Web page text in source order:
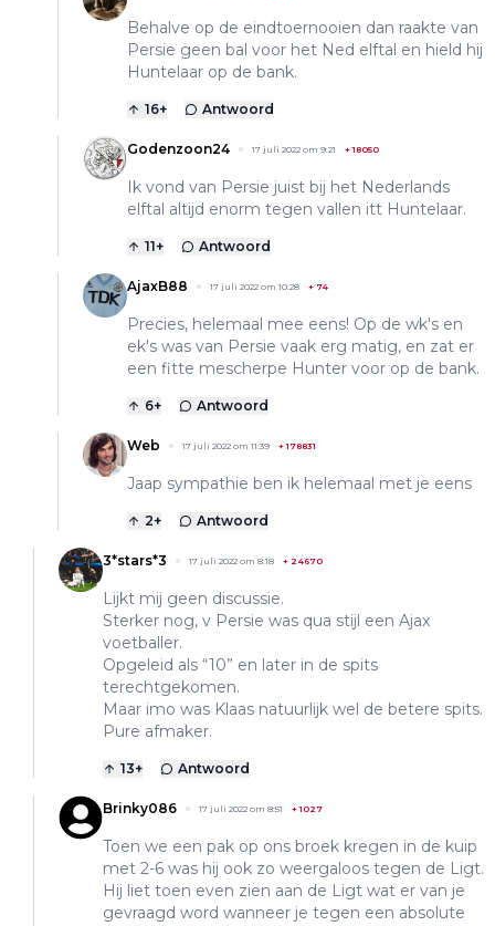
Behalve op de eindtoernooien dan raakte van
Persie geen bal voor het Ned elftal en hield hij
Huntelaar op de bank.
16+ Antwoord
Godenzoon24 17 juli 2022 om 9:21 +18050
Ik vond van Persie juist bij het Nederlands
elftal altijd enorm tegen vallen itt Huntelaar.
11+ Antwoord
AjaxB88 17 juli 2022 om 10:28 + 74
Precies, helemaal mee eens! Op de wk's en
ek's was van Persie vaak erg matig, en zat er
een fitte mescherpe Hunter voor op de bank.
6+ Antwoord
Web 17 juli 2022 om 11:39 +178831
Jaap sympathie ben ik helemaal met je eens
2+ Antwoord
3*stars*3 17 juli 2022 om 8:18 + 24670
Lijkt mij geen discussie.
Sterker nog, v Persie was qua stijl een Ajax
voetballer.
Opgeleid als “10” en later in de spits
terechtgekomen.
Maar imo was Klaas natuurlijk wel de betere spits.
Pure afmaker.
13+ Antwoord
Brinky086 17 juli 2022 om 8:51 +1027
Toen we een pak op ons broek kregen in de kuip
met 2-6 was hij ook zo weergaloos tegen de Ligt.
Hij liet toen even zien aan de Ligt wat er van je
gevraagd word wanneer je tegen een absolute